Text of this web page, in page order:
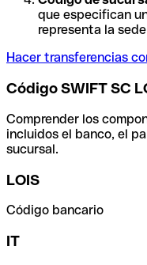
que especifican
representa la
Hacer transferencias
Código SWIFT SC
Comprender los
incluidos el banco, el
sucursal.
LOIS
Código bancario
IT